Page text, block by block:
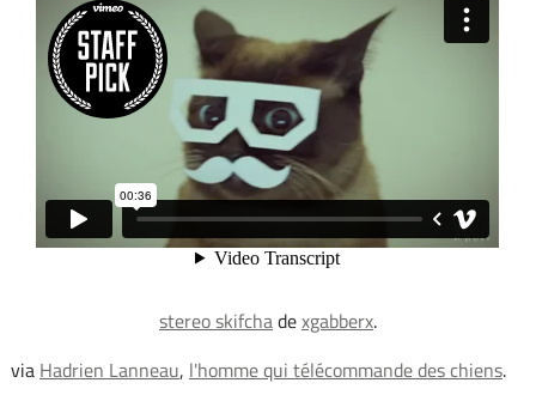
stereo skifchadexgabberx.
via Hadrien Lanneau, l'homme qui télécommande des chiens.